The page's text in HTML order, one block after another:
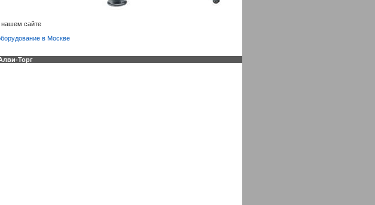
нашем сайте
в Москве
Торг